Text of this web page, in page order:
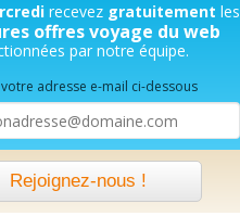
recevez gratuitement les
offres voyage du web
par notre équipe.
votre adresse e-mail ci-dessous
Rejoignez-nous !